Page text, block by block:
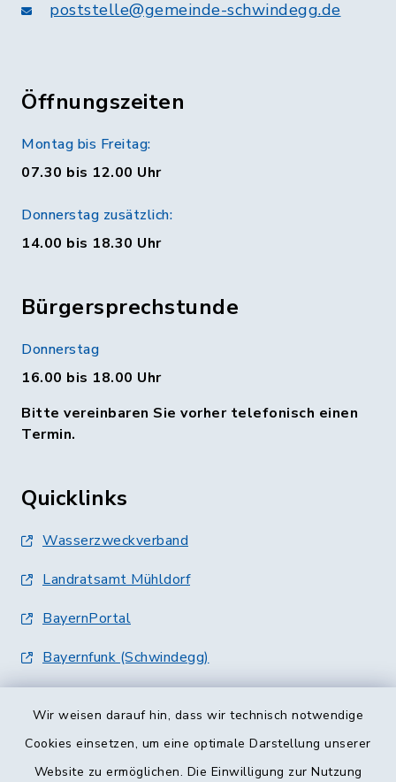
Wir weisen darauf hin, dass wir technisch notwendige
Cookies einsetzen, um eine optimale Darstellung unserer
Website zu ermöglichen. Die Einwilligung zur Nutzung
poststelle@gemeinde-schwindegg.de
Öffnungszeiten
Montag bis Freitag:
07.30 bis 12.00 Uhr
Donnerstag zusätzlich:
14.00 bis 18.30 Uhr
Bürgersprechstunde
Donnerstag
16.00 bis 18.00 Uhr
Bitte vereinbaren Sie vorher telefonisch einen
Termin.
Quicklinks
Wasserzweckverband
Landratsamt Mühldorf
BayernPortal
Bayernfunk (Schwindegg)